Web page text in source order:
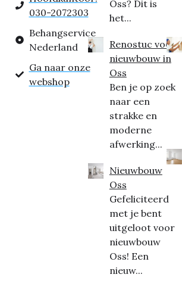
030-2072303
Behangservice
Nederland
Ga naar onze
webshop
Oss? Dit is
het...
Renostuc voor
nieuwbouw in
Oss
Ben je op zoek
naar een
strakke en
moderne
afwerking...
Nieuwbouw
Oss
Gefeliciteerd
met je bent
uitgeloot voor
nieuwbouw
Oss! Een
nieuw...